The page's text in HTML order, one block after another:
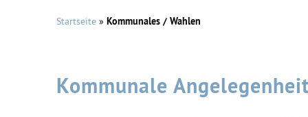
Startseite » Kommunales / Wahlen
Kommunale